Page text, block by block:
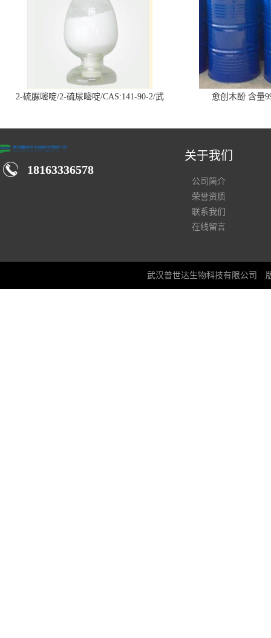
2-硫脲嘧啶/2-硫尿嘧啶/CAS:141-90-2/武
愈创木酚 含量
18163336578
关于我们
公司简介
荣誉资质
联系我们
在线留言
武汉普世达生物科技有限公司